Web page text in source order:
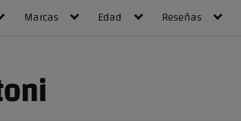
Marcas Edad Reseñas